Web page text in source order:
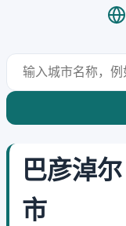
巴彦淖尔
市